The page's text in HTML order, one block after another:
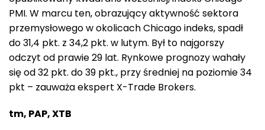
PMI. W marcu ten, obrazujący aktywność sektora
przemysłowego w okolicach Chicago indeks, spadł
do 31,4 pkt. z 34,2 pkt. w lutym. Był to najgorszy
odczyt od prawie 29 lat. Rynkowe prognozy wahały
się od 32 pkt. do 39 pkt., przy średniej na poziomie 34
pkt – zauważa ekspert X-Trade Brokers.
tm, PAP, XTB